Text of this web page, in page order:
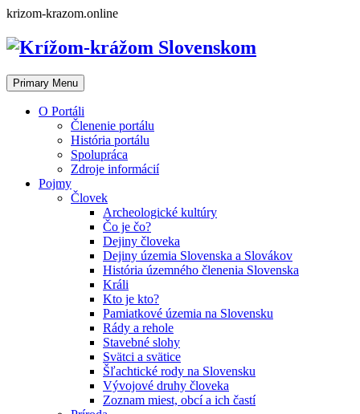
Skip
content
krizom-krazom.online
Primary Menu
O Portáli
Členenie portálu
História portálu
Spolupráca
Zdroje informácií
Pojmy
Človek
Archeologické kultúry
Čo je čo?
Dejiny človeka
Dejiny územia Slovenska a Slovákov
História územného členenia Slovenska
Králi
Kto je kto?
Pamiatkové územia na Slovensku
Rády a rehole
Stavebné slohy
Svätci a svätice
Šľachtické rody na Slovensku
Vývojové druhy človeka
Zoznam miest, obcí a ich častí